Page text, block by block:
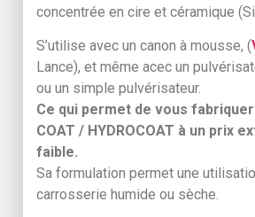
concentrée en cire et céramique
S’utilise avec un canon à mousse, (
Lance), et même acec un
ou un simple pulvérisateur.
Ce qui permet de vous
COAT / HYDROCOAT à un prix
faible.
Sa formulation permet une
carrosserie humide ou sèche.